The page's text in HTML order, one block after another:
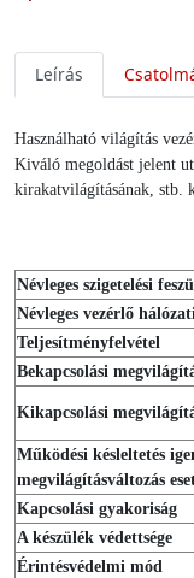
Leírás
Használható világítás
Kiváló megoldást jelent
kirakatvilágításának, stb.
Névleges szigetelési
Névleges vezérlő
Teljesítményfelvétel
Bekapcsolási
Kikapcsolási
Működési késleltetés
megvilágításváltozás
Kapcsolási gyakoriság
A készülék védettsége
Érintésvédelmi mód